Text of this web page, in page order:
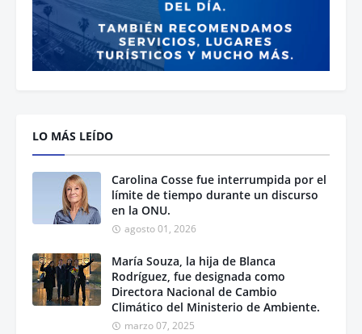
LO MÁS LEÍDO
Carolina Cosse fue interrumpida por el
límite de tiempo durante un discurso
en la ONU.
agosto 01, 2026
María Souza, la hija de Blanca
Rodríguez, fue designada como
Directora Nacional de Cambio
Climático del Ministerio de Ambiente.
marzo 07, 2025